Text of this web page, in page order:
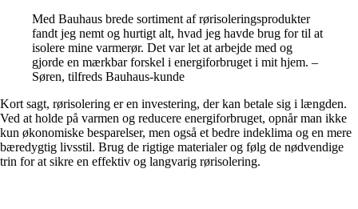
Med Bauhaus brede sortiment af rørisoleringsprodukter
fandt jeg nemt og hurtigt alt, hvad jeg havde brug for til at
isolere mine varmerør. Det var let at arbejde med og
gjorde en mærkbar forskel i energiforbruget i mit hjem. –
Søren, tilfreds Bauhaus-kunde
Kort sagt, rørisolering er en investering, der kan betale sig i længden.
Ved at holde på varmen og reducere energiforbruget, opnår man ikke
kun økonomiske besparelser, men også et bedre indeklima og en mere
bæredygtig livsstil. Brug de rigtige materialer og følg de nødvendige
trin for at sikre en effektiv og langvarig rørisolering.